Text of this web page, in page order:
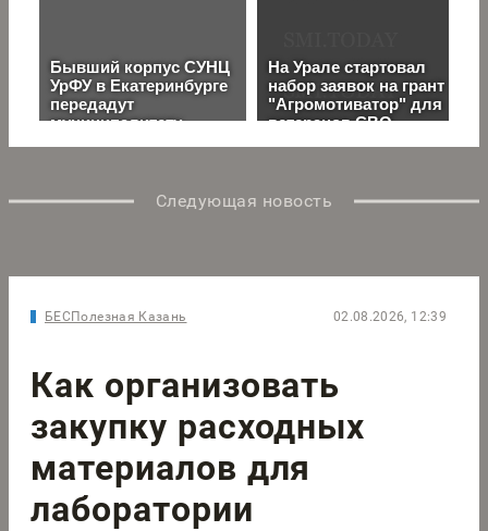
Следующая новость
БЕСПолезная Казань 02.08.2026, 12:39
Как организовать
закупку расходных
материалов для
лаборатории